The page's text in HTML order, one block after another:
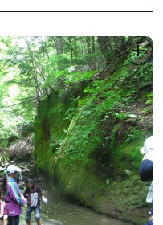
分前までにご集合くださ
ておりません。現金でお支
連山から流れる綺麗な水に
トレッキングツアーで一番
中で雪を楽しむ、どなたで